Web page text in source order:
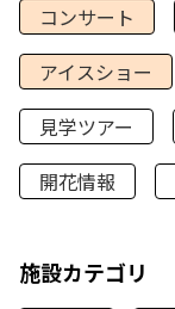
コンサート
アイスショー
見学ツアー
開花情報
施設カテゴリ